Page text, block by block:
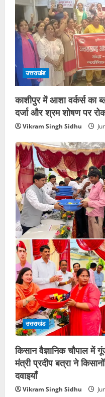
उत्तराखंड
काशीपुर में आशा वर्कर्स का
दर्जा और श्रम शोषण पर
Vikram Singh Sidhu
उत्तराखंड
किसान वैज्ञानिक चौपाल में
मंत्री प्रदीप बत्रा ने
दवाइयाँ
Vikram Singh Sidhu